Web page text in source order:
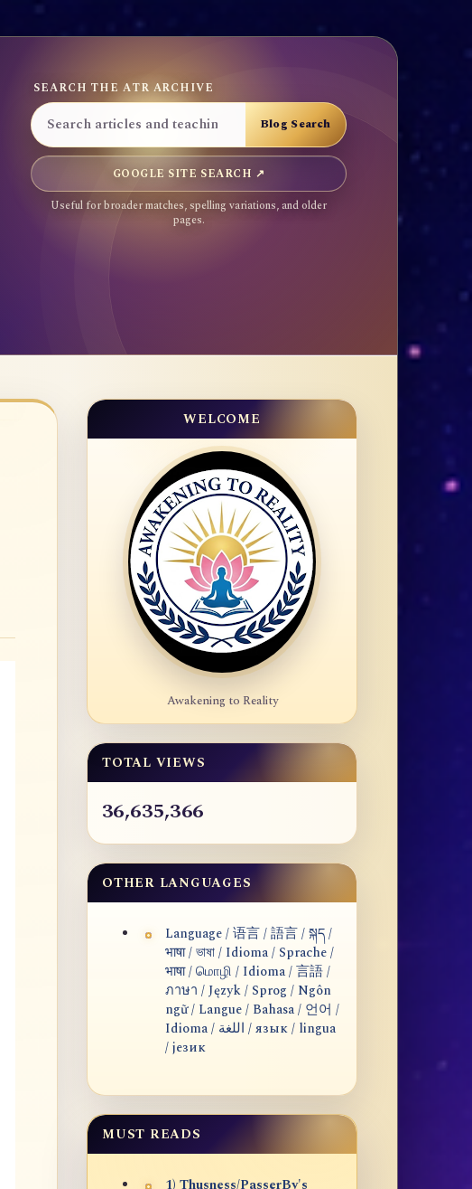
SEARCH THE ATR ARCHIVE
GOOGLE SITE SEARCH ↗
Useful for broader matches, spelling variations, and older
pages.
WELCOME
Awakening to Reality
TOTAL VIEWS
36,635,366
OTHER LANGUAGES
Language / 语言 / 語言 / སྐད /
भाषा / ভাষা / Idioma / Sprache /
भाषा / மொழி / Idioma / 言語 /
ภาษา / Język / Sprog / Ngôn
ngữ / Langue / Bahasa / 언어 /
Idioma / اللغة / язык / lingua
/ језик
MUST READS